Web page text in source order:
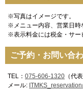
※写真はイメージです。
※メニュー内容、営業日時
※表示料金には税金・サー
ご予約・お問い合
TEL： 075-606-1320 （代
メール: